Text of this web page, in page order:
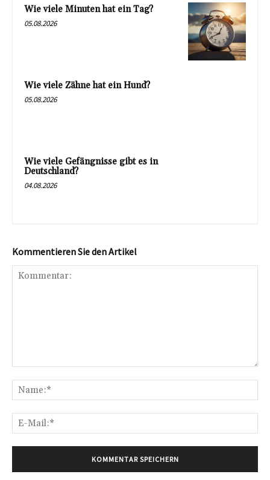
Wie viele Minuten hat ein Tag?
05.08.2026
Wie viele Zähne hat ein Hund?
05.08.2026
Wie viele Gefängnisse gibt es in
Deutschland?
04.08.2026
Kommentieren Sie den Artikel